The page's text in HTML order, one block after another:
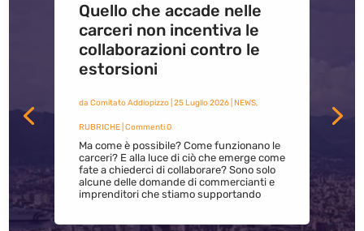
Quello che accade nelle
carceri non incentiva le
collaborazioni contro le
estorsioni
da Comitato Addiopizzo| 25 Luglio 2026| NEWS,
RUBRICHE| Commenti 0
Ma come è possibile? Come funzionano le
carceri? E alla luce di ciò che emerge come
fate a chiederci di collaborare? Sono solo
alcune delle domande di commercianti e
imprenditori che stiamo supportando